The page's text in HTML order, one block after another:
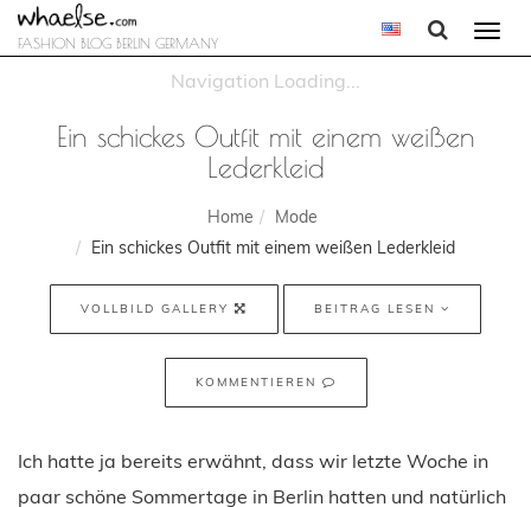
FASHION BLOG BERLIN GERMANY
Ein schickes Outfit mit einem weißen
Lederkleid
Home
Mode
Ein schickes Outfit mit einem weißen Lederkleid
VOLLBILD GALLERY BEITRAG LESEN
KOMMENTIEREN
Ich hatte ja bereits erwähnt, dass wir letzte Woche in
paar schöne Sommertage in Berlin hatten und natürlich